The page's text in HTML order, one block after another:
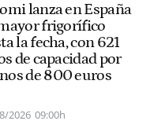
lanza en España
frigorífico
la fecha, con 621
de capacidad por
de 800 euros
2026 09:00h